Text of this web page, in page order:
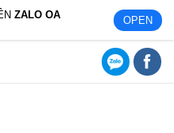
ZALO OA OPEN